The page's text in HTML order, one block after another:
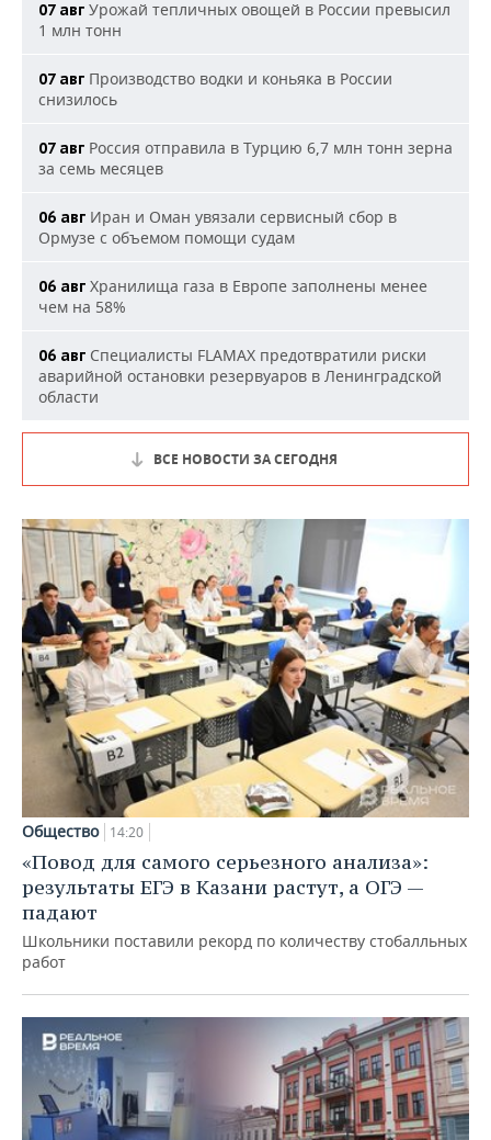
07 авг Урожай тепличных овощей в России превысил
1 млн тонн
07 авг Производство водки и коньяка в России
снизилось
07 авг Россия отправила в Турцию 6,7 млн тонн зерна
за семь месяцев
06 авг Иран и Оман увязали сервисный сбор в
Ормузе с объемом помощи судам
06 авг Хранилища газа в Европе заполнены менее
чем на 58%
06 авг Специалисты FLAMAX предотвратили риски
аварийной остановки резервуаров в Ленинградской
области
ВСЕ НОВОСТИ ЗА СЕГОДНЯ
Общество 14:20
«Повод для самого серьезного анализа»:
результаты ЕГЭ в Казани растут, а ОГЭ —
падают
Школьники поставили рекорд по количеству стобалльных
работ